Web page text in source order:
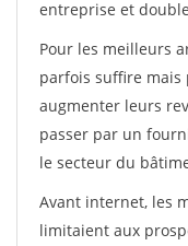
entreprise et
Pour les meilleurs
parfois suffire
augmenter leurs
passer par un
le secteur du
Avant internet, les
limitaient aux